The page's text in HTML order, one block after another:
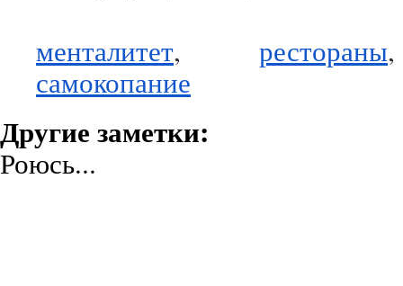
менталитет, рестораны
самокопание
Другие заметки:
Роюсь...